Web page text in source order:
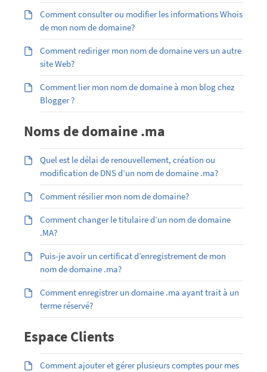
Comment consulter ou modifier les informations Whois
de mon nom de domaine?
Comment rediriger mon nom de domaine vers un autre
site Web?
Comment lier mon nom de domaine à mon blog chez
Blogger ?
Noms de domaine .ma
Quel est le délai de renouvellement, création ou
modification de DNS d’un nom de domaine .ma?
Comment résilier mon nom de domaine?
Comment changer le titulaire d’un nom de domaine
.MA?
Puis-je avoir un certificat d’enregistrement de mon
nom de domaine .ma?
Comment enregistrer un domaine .ma ayant trait à un
terme réservé?
Espace Clients
Comment ajouter et gérer plusieurs comptes pour mes